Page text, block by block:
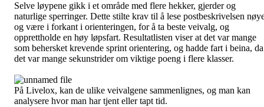
Selve løypene gikk i et område med flere hekker, gjerder og
naturlige sperringer. Dette stilte krav til å lese postbeskrivelsen
og være i forkant i orienteringen, for å ta beste veivalg, og
opprettholde en høy løpsfart. Resultatlisten viser at det var mange
som behersket krevende sprint orientering, og hadde fart i beina, da
det var mange sekunstrider om viktige poeng i flere klasser.
På Livelox, kan de ulike veivalgene sammenlignes, og man kan
analysere hvor man har tjent eller tapt tid.